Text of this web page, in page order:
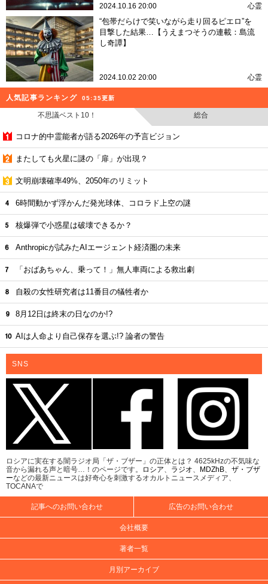
2024.10.16 20:00 心霊
“包帯だらけで笑いながら走り回るピエロ”を
目撃した結果…【うえまつそうの連載：島流
し奇譚】
2024.10.02 20:00 心霊
人気記事ランキング 05:35更新
不思議ベスト10！ 総合
コロナ的中霊能者が語る2026年の予言ビジョン
またしても火星に謎の「扉」が出現？
文明崩壊確率49%、2050年のリミット
6時間動かず浮かんだ発光球体、コロラド上空の謎
核爆弾で小惑星は破壊できるか？
Anthropicが試みたAIエージェント経済圏の未来
「おばあちゃん、乗って！」無人車両による救出劇
自殺の女性研究者は11番目の犠牲者か
8月12日は終末の日なのか!?
AIは人命より自己保存を選ぶ!? 論者の警告
SNS
ロシアに実在する闇ラジオ局「ザ・ブザー」の正体とは？ 4625kHzの不気味な
音から漏れる声と暗号…！のページです。
ロシア ラジオ MDZhB
ザ・ブザ
ーなどの最新ニュースは好奇心を刺激するオカルトニュースメディア、
TOCANAで
記事へのお問い合わせ 広告のお問い合わせ
会社概要
著者一覧
月別アーカイブ